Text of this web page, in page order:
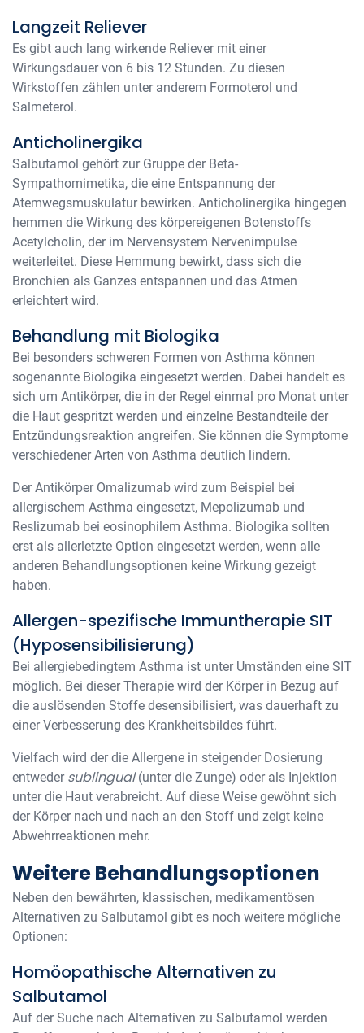
Langzeit Reliever
Es gibt auch lang wirkende Reliever mit einer
Wirkungsdauer von 6 bis 12 Stunden. Zu diesen
Wirkstoffen zählen unter anderem Formoterol und
Salmeterol.
Anticholinergika
Salbutamol gehört zur Gruppe der Beta-
Sympathomimetika, die eine Entspannung der
Atemwegsmuskulatur bewirken. Anticholinergika hingegen
hemmen die Wirkung des körpereigenen Botenstoffs
Acetylcholin, der im Nervensystem Nervenimpulse
weiterleitet. Diese Hemmung bewirkt, dass sich die
Bronchien als Ganzes entspannen und das Atmen
erleichtert wird.
Behandlung mit Biologika
Bei besonders schweren Formen von Asthma können
sogenannte Biologika eingesetzt werden. Dabei handelt es
sich um Antikörper, die in der Regel einmal pro Monat unter
die Haut gespritzt werden und einzelne Bestandteile der
Entzündungsreaktion angreifen. Sie können die Symptome
verschiedener Arten von Asthma deutlich lindern.
Der Antikörper Omalizumab wird zum Beispiel bei
allergischem Asthma eingesetzt, Mepolizumab und
Reslizumab bei eosinophilem Asthma. Biologika sollten
erst als allerletzte Option eingesetzt werden, wenn alle
anderen Behandlungsoptionen keine Wirkung gezeigt
haben.
Allergen-spezifische Immuntherapie SIT
(Hyposensibilisierung)
Bei allergiebedingtem Asthma ist unter Umständen eine SIT
möglich. Bei dieser Therapie wird der Körper in Bezug auf
die auslösenden Stoffe desensibilisiert, was dauerhaft zu
einer Verbesserung des Krankheitsbildes führt.
Vielfach wird der die Allergene in steigender Dosierung
entweder sublingual(unter die Zunge) oder als Injektion
unter die Haut verabreicht. Auf diese Weise gewöhnt sich
der Körper nach und nach an den Stoff und zeigt keine
Abwehrreaktionen mehr.
Weitere Behandlungsoptionen
Neben den bewährten, klassischen, medikamentösen
Alternativen zu Salbutamol gibt es noch weitere mögliche
Optionen:
Homöopathische Alternativen zu
Salbutamol
Auf der Suche nach Alternativen zu Salbutamol werden